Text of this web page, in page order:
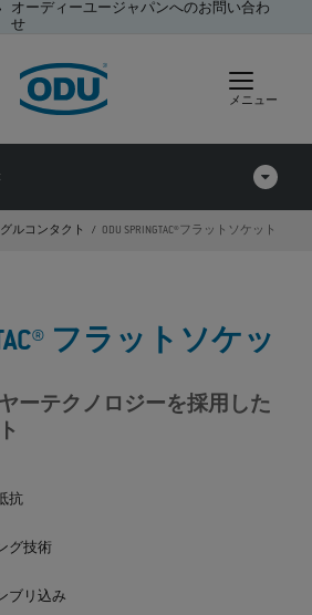
オーディーユージャパンへのお問い合わ
せ
メニュー
ルコンタクト ODU SPRINGTAC®フラットソケット
フラットソケッ
ーテクノロジーを採用した
抗
グ技術
ブリ込み